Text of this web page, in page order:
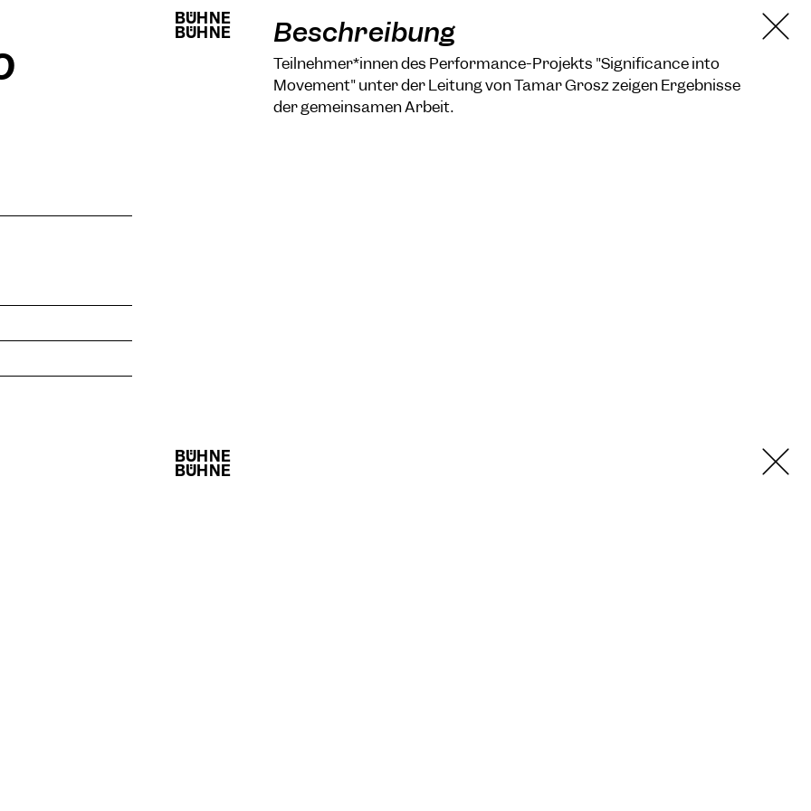
BÜHNE
BÜHNE
BÜHNE
BÜHNE Beschreibung
Teilnehmer*innen des Performance-Projekts "Significance into
Movement" unter der Leitung von Tamar Grosz zeigen Ergebnisse
der gemeinsamen Arbeit.